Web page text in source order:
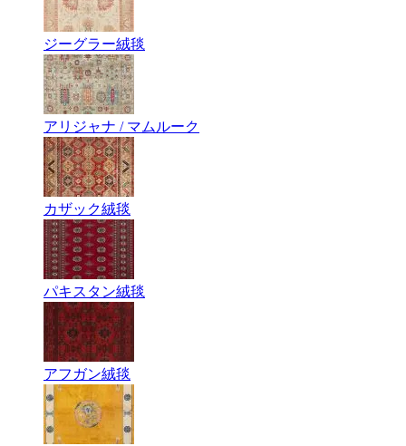
ジーグラー絨毯
アリジャナ / マムルーク
カザック絨毯
パキスタン絨毯
アフガン絨毯